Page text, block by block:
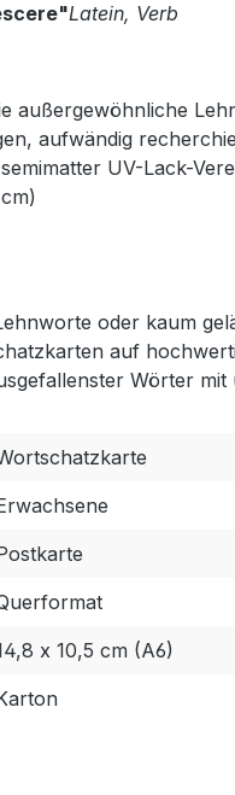
Latein, Verb
außergewöhnliche
aufwändig
UV-Lack-
oder kaum
auf
Wörter
x 10,5 cm (A6)